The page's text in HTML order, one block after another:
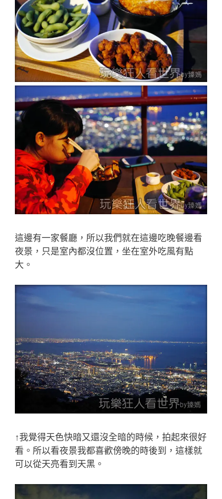
這邊有一家餐廳，所以我們就在這邊吃晚餐邊看
夜景，只是室內都沒位置，坐在室外吃風有點
大。
↑我覺得天色快暗又還沒全暗的時候，拍起來很好
看。所以看夜景我都喜歡傍晚的時後到，這樣就
可以從天亮看到天黑。